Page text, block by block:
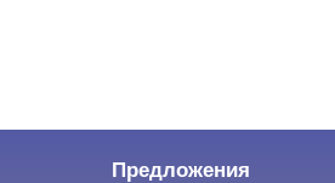
Предложения